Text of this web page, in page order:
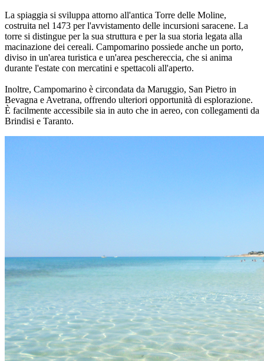
La spiaggia si sviluppa attorno all'antica Torre delle Moline,
costruita nel 1473 per l'avvistamento delle incursioni saracene. La
torre si distingue per la sua struttura e per la sua storia legata alla
macinazione dei cereali. Campomarino possiede anche un porto,
diviso in un'area turistica e un'area peschereccia, che si anima
durante l'estate con mercatini e spettacoli all'aperto.
Inoltre, Campomarino è circondata da Maruggio, San Pietro in
Bevagna e Avetrana, offrendo ulteriori opportunità di esplorazione.
È facilmente accessibile sia in auto che in aereo, con collegamenti da
Brindisi e Taranto.